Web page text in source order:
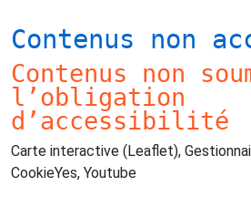
Contenus non
Contenus non
l’obligation
d’accessibilité
Carte interactive (Leaflet),
CookieYes, Youtube